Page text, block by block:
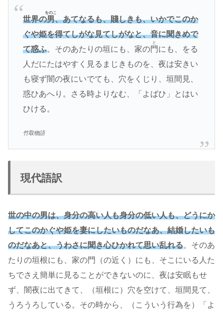
世界の男
をのこ
、あてなるも、賤しきも、いかでこのか
ぐや姫を得てしがな見てしがなと、音に聞きめで
て惑ふ。そのあたりの垣にも、家の門
と
にも、をる
人だにたはやすく見るまじきものを、夜は安きい
も寝ず闇の夜にいでても、穴をくじり、垣間見、
惑ひあへり。さる時よりなむ、「よばひ」とはい
ひける。
竹取物語
現代語訳
世の中の男は、身分の高い人も身分の低い人も、どうにか
してこのかぐや姫を妻にしたいものだなあ、結婚したいも
のだなあと、うわさに聞き心ひかれて思い乱れる。そのあ
たりの垣根にも、家の門（の近く）にも、そこにいる人た
ちでさえ簡単に見ることができないのに、夜は安眠もせ
ず、闇夜に出てきて、（垣根に）穴を空けて、垣間見て、
うろうろしている。その時から、（こういう行為を）「よ